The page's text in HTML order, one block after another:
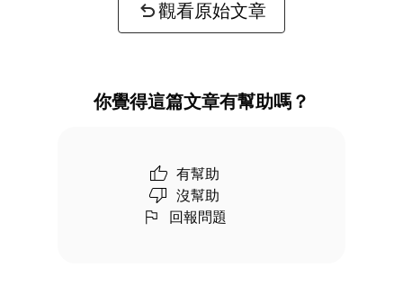
觀看原始文章
你覺得這篇文章有幫助嗎？
有幫助
沒幫助
回報問題